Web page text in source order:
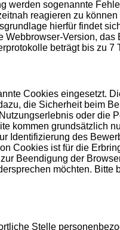
sogenannte
reagieren zu
hierfür findet
Version,
beträgt bis zu 7
Cookies eingesetzt.
die Sicherheit beim
oder die
kommen grundsätzlich
Identifizierung des
Cookies ist für die
Beendigung der
möchten.
Stelle